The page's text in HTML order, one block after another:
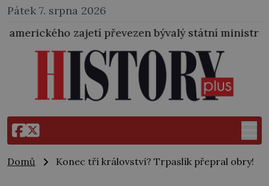
Pátek 7. srpna 2026
převezen bývalý státní ministr pro
Domů Konec tří království? Trpaslík přepral obry!